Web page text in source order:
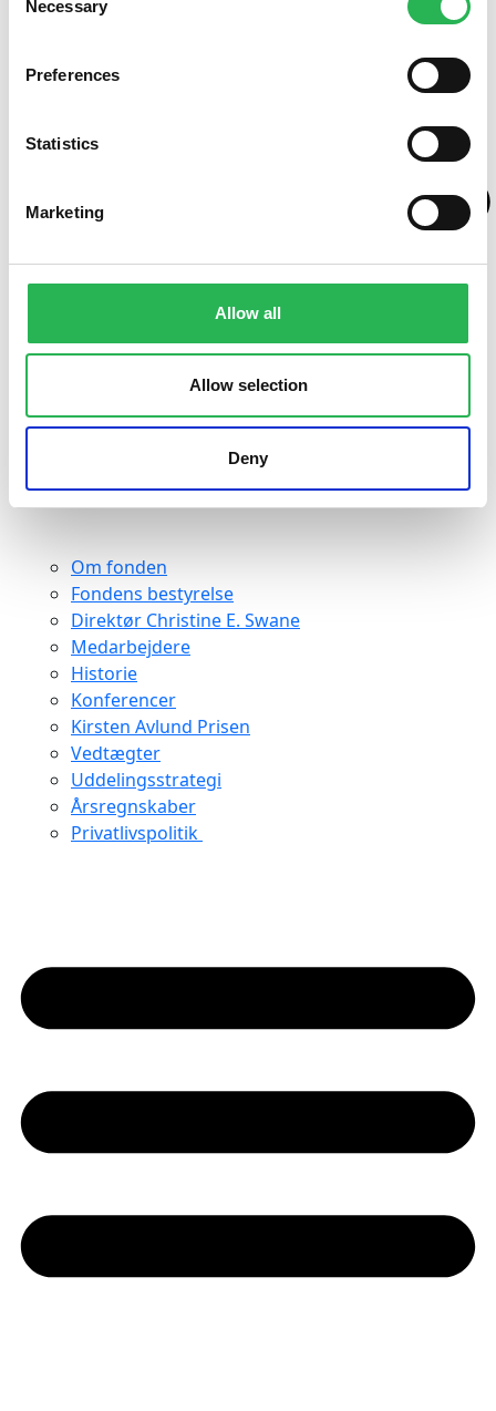
Selection
Necessary
Preferences
Statistics
Marketing
Allow all
Allow selection
Deny
Om fonden
Om fonden
Fondens bestyrelse
Direktør Christine E. Swane
Medarbejdere
Historie
Konferencer
Kirsten Avlund Prisen
Vedtægter
Uddelingsstrategi
Årsregnskaber
Privatlivspolitik